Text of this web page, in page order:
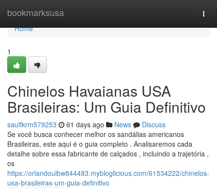
bookmarksusa
Home
Home
1
Chinelos Havaianas USA
Brasileiras: Um Guia Definitivo
saulfkrm579253 61 days ago News
Discuss
Se você busca conhecer melhor os sandálias americanos
Brasileiras, este aqui é o guia completo . Analisaremos cada
detalhe sobre essa fabricante de calçados , incluindo a trajetória ,
os
https://orlandoulbw844483.mybloglicious.com/61534222/chinelos-
usa-brasileiras-um-guia-definitivo